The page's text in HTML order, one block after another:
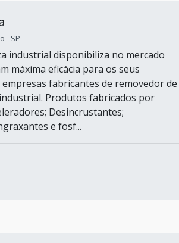
- SP
industrial disponibiliza no mercado
máxima eficácia para os seus
fabricantes de removedor de
Produtos fabricados por
Desincrustantes;
e fosf...